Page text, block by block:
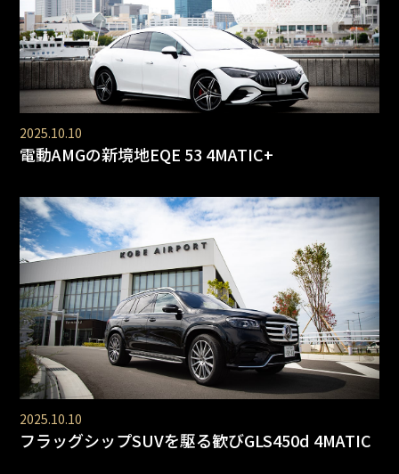
2025.10.10
電動AMGの新境地EQE 53 4MATIC+
2025.10.10
フラッグシップSUVを駆る歓びGLS450d 4MATIC